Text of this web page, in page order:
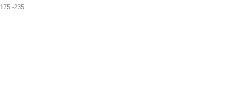
175 -235